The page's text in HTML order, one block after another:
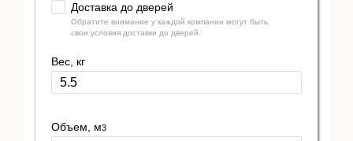
Доставка до дверей
Обратите внимание у каждой компании могут быть
свои условия доставки до дверей.
Вес, кг
Объем, м3